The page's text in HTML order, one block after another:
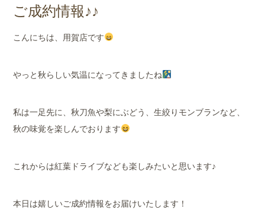
ご成約情報♪♪
こんにちは、用賀店です
やっと秋らしい気温になってきましたね
私は一足先に、秋刀魚や梨にぶどう、生絞りモンブランなど、
秋の味覚を楽しんでおります
これからは紅葉ドライブなども楽しみたいと思います♪
本日は嬉しいご成約情報をお届けいたします！